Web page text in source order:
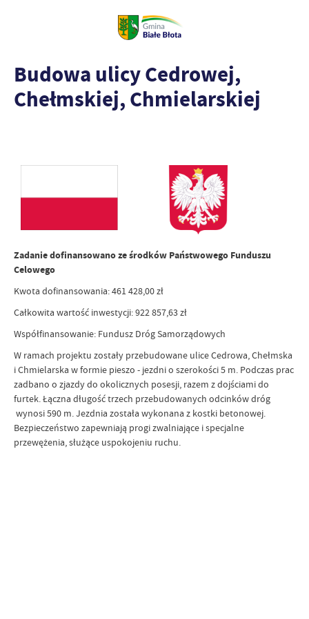
Budowa ulicy Cedrowej,
Chełmskiej, Chmielarskiej
Zadanie dofinansowano ze środków Państwowego Funduszu
Celowego
Kwota dofinansowania: 461 428,00 zł
Całkowita wartość inwestycji: 922 857,63 zł
Współfinansowanie: Fundusz Dróg Samorządowych
W ramach projektu zostały przebudowane ulice Cedrowa, Chełmska
i Chmielarska w formie pieszo - jezdni o szerokości 5 m. Podczas prac
zadbano o zjazdy do okolicznych posesji, razem z dojściami do
furtek. Łączna długość trzech przebudowanych odcinków dróg
wynosi 590 m. Jezdnia została wykonana z kostki betonowej.
Bezpieczeństwo zapewniają progi zwalniające i specjalne
przewężenia, służące uspokojeniu ruchu.